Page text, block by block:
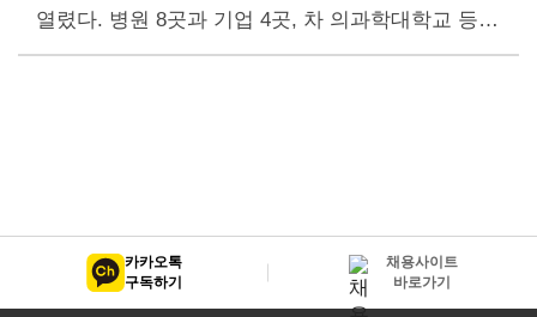
열렸다. 병원 8곳과 기업 4곳, 차 의과학대학교 등 1
5개 기관을 온라인으로 연결해 현장에 참석하지 못
카카오톡
구독하기
채용사이트
바로가기